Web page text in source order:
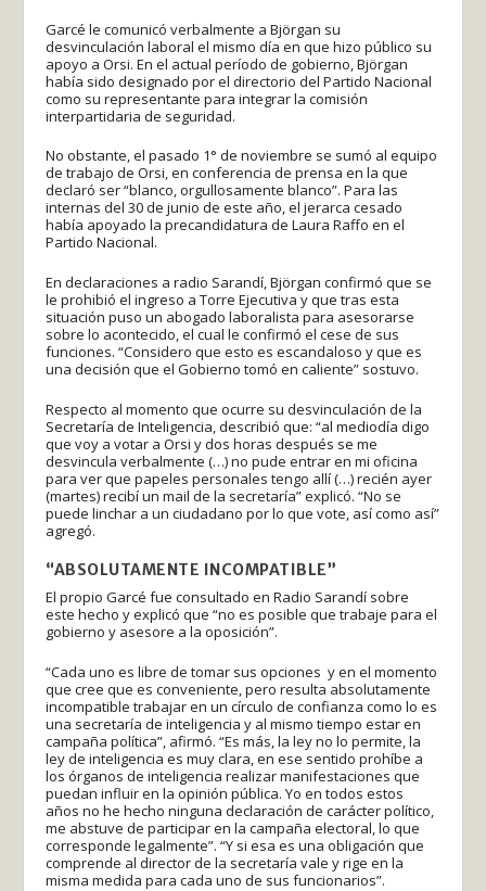
Garcé le comunicó verbalmente a Björgan su
desvinculación laboral el mismo día en que hizo público su
apoyo a Orsi. En el actual período de gobierno, Björgan
había sido designado por el directorio del Partido Nacional
como su representante para integrar la comisión
interpartidaria de seguridad.
No obstante, el pasado 1° de noviembre se sumó al equipo
de trabajo de Orsi, en conferencia de prensa en la que
declaró ser “blanco, orgullosamente blanco”. Para las
internas del 30 de junio de este año, el jerarca cesado
había apoyado la precandidatura de Laura Raffo en el
Partido Nacional.
En declaraciones a radio Sarandí, Björgan confirmó que se
le prohibió el ingreso a Torre Ejecutiva y que tras esta
situación puso un abogado laboralista para asesorarse
sobre lo acontecido, el cual le confirmó el cese de sus
funciones. “Considero que esto es escandaloso y que es
una decisión que el Gobierno tomó en caliente” sostuvo.
Respecto al momento que ocurre su desvinculación de la
Secretaría de Inteligencia, describió que: “al mediodía digo
que voy a votar a Orsi y dos horas después se me
desvincula verbalmente (…) no pude entrar en mi oficina
para ver que papeles personales tengo allí (…) recién ayer
(martes) recibí un mail de la secretaría” explicó. “No se
puede linchar a un ciudadano por lo que vote, así como así”
agregó.
“ABSOLUTAMENTE INCOMPATIBLE”
El propio Garcé fue consultado en Radio Sarandí sobre
este hecho y explicó que “no es posible que trabaje para el
gobierno y asesore a la oposición”.
“Cada uno es libre de tomar sus opciones y en el momento
que cree que es conveniente, pero resulta absolutamente
incompatible trabajar en un círculo de confianza como lo es
una secretaría de inteligencia y al mismo tiempo estar en
campaña política”, afirmó. “Es más, la ley no lo permite, la
ley de inteligencia es muy clara, en ese sentido prohíbe a
los órganos de inteligencia realizar manifestaciones que
puedan influir en la opinión pública. Yo en todos estos
años no he hecho ninguna declaración de carácter político,
me abstuve de participar en la campaña electoral, lo que
corresponde legalmente”. “Y si esa es una obligación que
comprende al director de la secretaría vale y rige en la
misma medida para cada uno de sus funcionarios”.